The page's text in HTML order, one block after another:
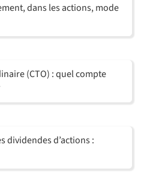
dans les actions, mode
(CTO) : quel compte
dividendes d’actions :